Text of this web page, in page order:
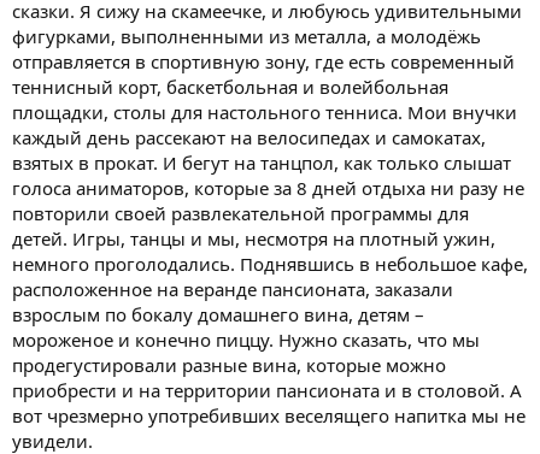
сказки. Я сижу на скамеечке, и любуюсь удивительными
фигурками, выполненными из металла, а молодёжь
отправляется в спортивную зону, где есть современный
теннисный корт, баскетбольная и волейбольная
площадки, столы для настольного тенниса. Мои внучки
каждый день рассекают на велосипедах и самокатах,
взятых в прокат. И бегут на танцпол, как только слышат
голоса аниматоров, которые за 8 дней отдыха ни разу не
повторили своей развлекательной программы для
детей. Игры, танцы и мы, несмотря на плотный ужин,
немного проголодались. Поднявшись в небольшое кафе,
расположенное на веранде пансионата, заказали
взрослым по бокалу домашнего вина, детям –
мороженое и конечно пиццу. Нужно сказать, что мы
продегустировали разные вина, которые можно
приобрести и на территории пансионата и в столовой. А
вот чрезмерно употребивших веселящего напитка мы не
увидели.